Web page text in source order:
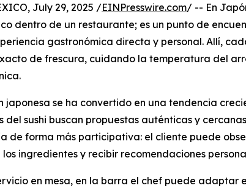
July 29, 2025 /EINPresswire.com/ -- En
dentro de un restaurante; es un punto de
gastronómica directa y personal. Allí,
de frescura, cuidando la temperatura del
japonesa se ha convertido en una tendencia
del sushi buscan propuestas auténticas y
de forma más participativa: el cliente puede
ingredientes y recibir recomendaciones
en mesa, en la barra el chef puede